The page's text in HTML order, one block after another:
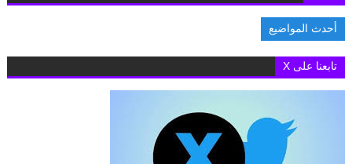
أحدث المواضيع
تابعنا على X